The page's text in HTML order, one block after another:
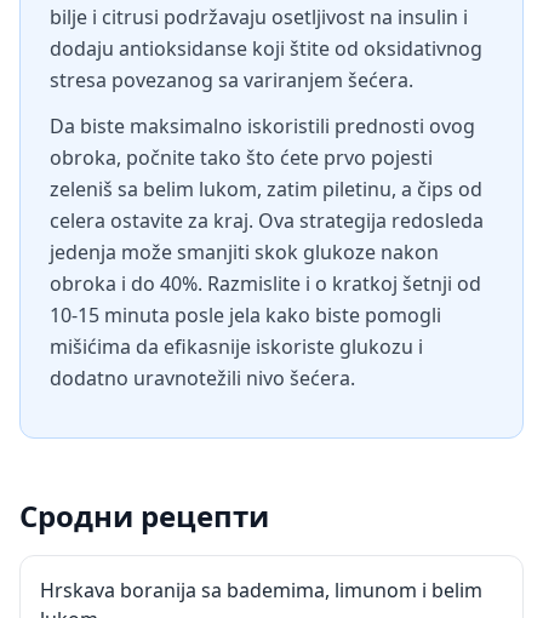
bilje i citrusi podržavaju osetljivost na insulin i
dodaju antioksidanse koji štite od oksidativnog
stresa povezanog sa variranjem šećera.
Da biste maksimalno iskoristili prednosti ovog
obroka, počnite tako što ćete prvo pojesti
zeleniš sa belim lukom, zatim piletinu, a čips od
celera ostavite za kraj. Ova strategija redosleda
jedenja može smanjiti skok glukoze nakon
obroka i do 40%. Razmislite i o kratkoj šetnji od
10-15 minuta posle jela kako biste pomogli
mišićima da efikasnije iskoriste glukozu i
dodatno uravnotežili nivo šećera.
Сродни рецепти
Hrskava boranija sa bademima, limunom i belim